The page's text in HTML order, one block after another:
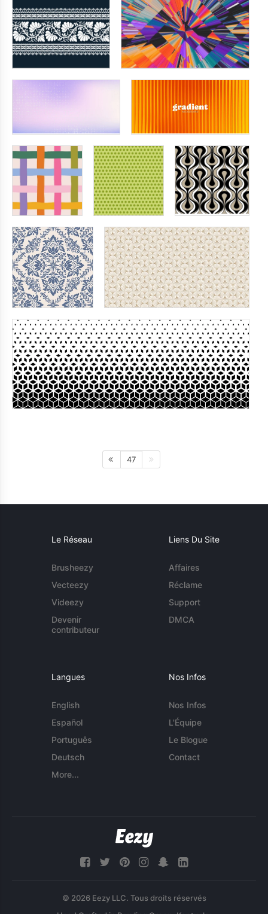
47
Le Réseau
Brusheezy
Vecteezy
Videezy
Devenir
contributeur
Liens Du Site
Affaires
Réclame
Support
DMCA
Langues
English
Español
Português
Deutsch
More...
Nos Infos
Nos Infos
L'Équipe
Le Blogue
Contact
© 2026 Eezy LLC. Tous droits réservés